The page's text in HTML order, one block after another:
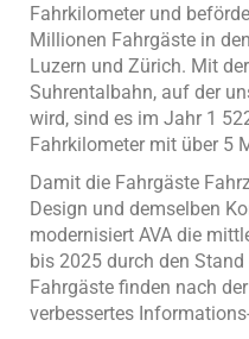
Fahrkilometer und
Millionen Fahrgäste in
Luzern und Zürich. Mit
Suhrentalbahn, auf der
wird, sind es im Jahr 1
Fahrkilometer mit über 5
Damit die Fahrgäste
Design und demselben
modernisiert AVA die
bis 2025 durch den Stand
Fahrgäste finden nach
verbessertes